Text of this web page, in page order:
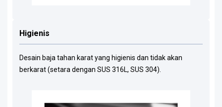
Higienis
Desain baja tahan karat yang higienis dan tidak akan
berkarat (setara dengan SUS 316L, SUS 304).